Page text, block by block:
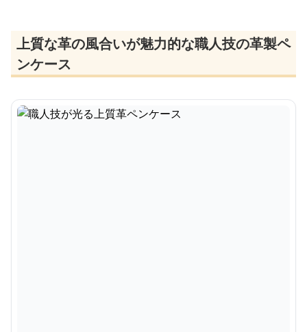
上質な革の風合いが魅力的な職人技の革製ペ
ンケース